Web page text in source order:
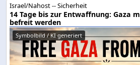
Israel/Nahost -- Sicherheit
14 Tage bis zur Entwaffnung: Gaza
befreit werden
Symbolbild / KI generiert